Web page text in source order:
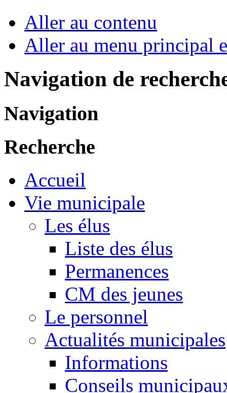
Aller au contenu
Aller au menu principal
Navigation de
Navigation
Recherche
Accueil
Vie municipale
Les élus
Liste des élus
Permanences
CM des jeunes
Le personnel
Actualités municipales
Informations
Conseils